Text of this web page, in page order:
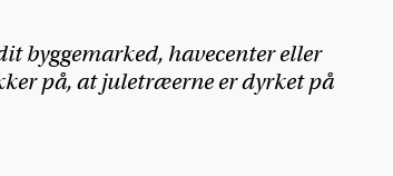
byggemarked, havecenter eller
på, at juletræerne er dyrket på